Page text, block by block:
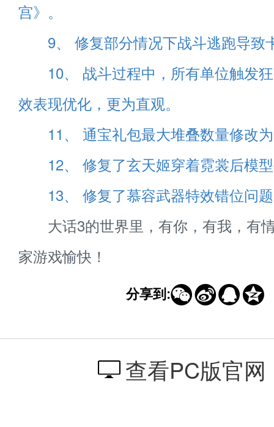
宫》。
9、 修复部分情况下战斗逃跑导致
10、 战斗过程中，所有单位触发
效表现优化，更为直观。
11、 通宝礼包最大堆叠数量修改
12、 修复了玄天姬穿着霓裳后模
13、 修复了慕容武器特效错位问
大话3的世界里，有你，有我，有
家游戏愉快！
分享到:
查看PC版官网